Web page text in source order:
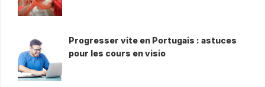
Progresser vite en Portugais : astuces
pour les cours en visio